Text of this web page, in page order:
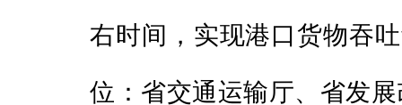
右时间，实现港口货物吞
位：省交通运输厅、省发